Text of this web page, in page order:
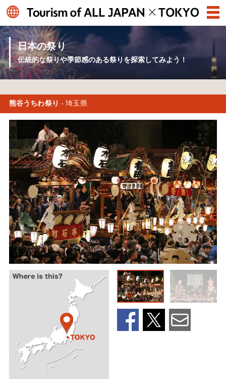
日本の祭り
伝統的な祭りや季節感のある祭りを探索してみよう！
熊谷うちわ祭り- 埼玉県